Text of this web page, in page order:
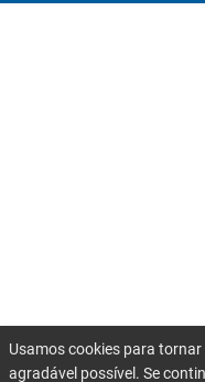
Usamos cookies para
agradável possível. Se